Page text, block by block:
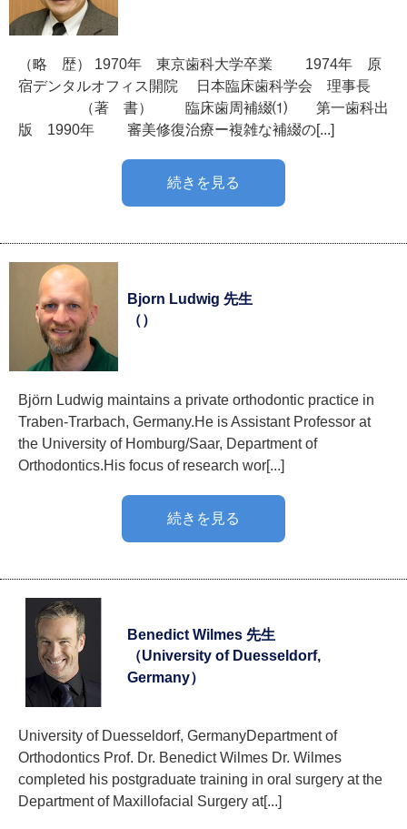
（略 歴） 1970年 東京歯科大学卒業 1974年 原
宿デンタルオフィス開院 日本臨床歯科学会 理事長
（著 書） 臨床歯周補綴⑴ 第一歯科出
版 1990年 審美修復治療ー複雑な補綴の[...]
続きを見る
Bjorn Ludwig 先生
（）
Björn Ludwig maintains a private orthodontic practice in
Traben-Trarbach, Germany.He is Assistant Professor at
the University of Homburg/Saar, Department of
Orthodontics.His focus of research wor[...]
続きを見る
Benedict Wilmes 先生
（University of Duesseldorf,
Germany）
University of Duesseldorf, GermanyDepartment of
Orthodontics Prof. Dr. Benedict Wilmes Dr. Wilmes
completed his postgraduate training in oral surgery at the
Department of Maxillofacial Surgery at[...]